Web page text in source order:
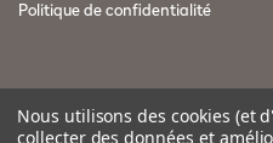
Politique de confidentialité
Bière brassée avec
Nous utilisons des cookies (et
collecter des données et